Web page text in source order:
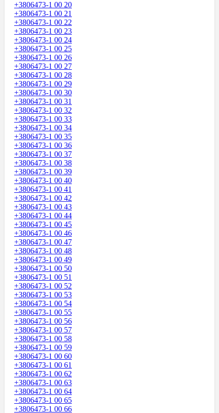
+3806473-1 00 20
+3806473-1 00 21
+3806473-1 00 22
+3806473-1 00 23
+3806473-1 00 24
+3806473-1 00 25
+3806473-1 00 26
+3806473-1 00 27
+3806473-1 00 28
+3806473-1 00 29
+3806473-1 00 30
+3806473-1 00 31
+3806473-1 00 32
+3806473-1 00 33
+3806473-1 00 34
+3806473-1 00 35
+3806473-1 00 36
+3806473-1 00 37
+3806473-1 00 38
+3806473-1 00 39
+3806473-1 00 40
+3806473-1 00 41
+3806473-1 00 42
+3806473-1 00 43
+3806473-1 00 44
+3806473-1 00 45
+3806473-1 00 46
+3806473-1 00 47
+3806473-1 00 48
+3806473-1 00 49
+3806473-1 00 50
+3806473-1 00 51
+3806473-1 00 52
+3806473-1 00 53
+3806473-1 00 54
+3806473-1 00 55
+3806473-1 00 56
+3806473-1 00 57
+3806473-1 00 58
+3806473-1 00 59
+3806473-1 00 60
+3806473-1 00 61
+3806473-1 00 62
+3806473-1 00 63
+3806473-1 00 64
+3806473-1 00 65
+3806473-1 00 66